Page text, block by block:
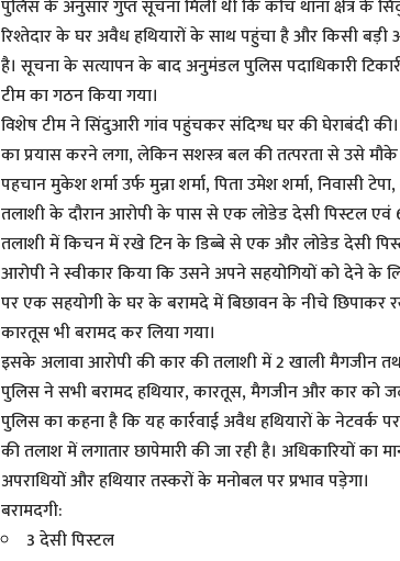
पुलिस के अनुसार गुप्त सूचना मिली थी कि कोंच थाना क्षेत्र के
रिश्तेदार के घर अवैध हथियारों के साथ पहुंचा है और किसी
है। सूचना के सत्यापन के बाद अनुमंडल पुलिस पदाधिकारी
टीम का गठन किया गया।
विशेष टीम ने सिंदुआरी गांव पहुंचकर संदिग्ध घर की घेराबंदी
का प्रयास करने लगा, लेकिन सशस्त्र बल की तत्परता से उसे मौके
पहचान मुकेश शर्मा उर्फ मुन्ना शर्मा, पिता उमेश शर्मा, निवासी
तलाशी के दौरान आरोपी के पास से एक लोडेड देसी पिस्टल एवं
तलाशी में किचन में रखे टिन के डिब्बे से एक और लोडेड देसी
आरोपी ने स्वीकार किया कि उसने अपने सहयोगियों को देने के
पर एक सहयोगी के घर के बरामदे में बिछावन के नीचे छिपाकर
कारतूस भी बरामद कर लिया गया।
इसके अलावा आरोपी की कार की तलाशी में 2 खाली मैगजीन
पुलिस ने सभी बरामद हथियार, कारतूस, मैगजीन और कार को
पुलिस का कहना है कि यह कार्रवाई अवैध हथियारों के नेटवर्क
की तलाश में लगातार छापेमारी की जा रही है। अधिकारियों का
अपराधियों और हथियार तस्करों के मनोबल पर प्रभाव पड़ेगा।
बरामदगी:
3 देसी पिस्टल